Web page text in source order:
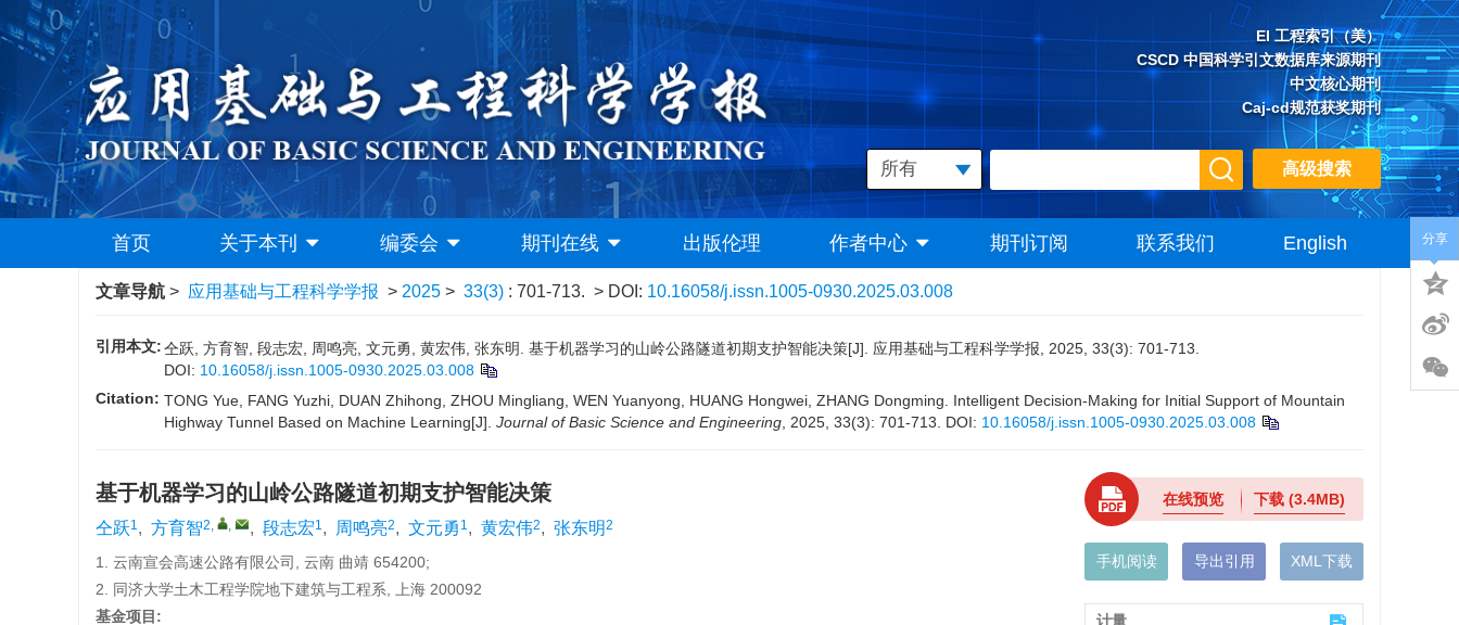
EI 工程索引（美）
CSCD 中国科学引文数据库来源期刊
中文核心期刊
Caj-cd规范获奖期刊
高级搜索
首页 关于本刊 编委会 期刊在线 出版伦理 作者中心 期刊订阅 联系我们 English
文章导航 > 应用基础与工程科学学报 > 2025 > 33(3) : 701-713. > DOI: 10.16058/j.issn.1005-0930.2025.03.008
引用本文:仝跃, 方育智, 段志宏, 周鸣亮, 文元勇, 黄宏伟, 张东明. 基于机器学习的山岭公路隧道初期支护智能决策[J]. 应用基础与工程科学学报, 2025, 33(3): 701-713.
DOI: 10.16058/j.issn.1005-0930.2025.03.008
Citation: TONG Yue, FANG Yuzhi, DUAN Zhihong, ZHOU Mingliang, WEN Yuanyong, HUANG Hongwei, ZHANG Dongming. Intelligent Decision-Making for Initial Support of Mountain
Highway Tunnel Based on Machine Learning[J]. Journal of Basic Science and Engineering , 2025, 33(3): 701-713. DOI: 10.16058/j.issn.1005-0930.2025.03.008
基于机器学习的山岭公路隧道初期支护智能决策
仝跃1, 方育智2, , , 段志宏1, 周鸣亮2, 文元勇 1, 黄宏伟2, 张东明2
1. 云南宣会高速公路有限公司, 云南 曲靖 654200;
2. 同济大学土木工程学院地下建筑与工程系, 上海 200092
基金项目:
在线预览 下载(3.4MB)
手机阅读 导出引用 XML下载
计量
分享